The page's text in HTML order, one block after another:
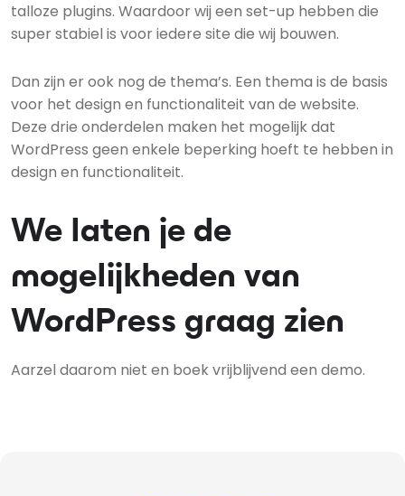
talloze plugins. Waardoor wij een set-up hebben die
super stabiel is voor iedere site die wij bouwen.
Dan zijn er ook nog de thema’s. Een thema is de basis
voor het design en functionaliteit van de website.
Deze drie onderdelen maken het mogelijk dat
WordPress geen enkele beperking hoeft te hebben in
design en functionaliteit.
We laten je de
mogelijkheden van
WordPress graag zien
Aarzel daarom niet en boek vrijblijvend een demo.